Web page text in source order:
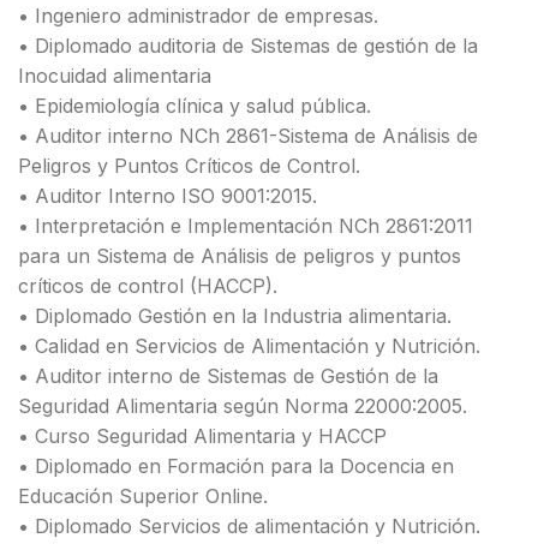
• Ingeniero administrador de empresas.
• Diplomado auditoria de Sistemas de gestión de la
Inocuidad alimentaria
• Epidemiología clínica y salud pública.
• Auditor interno NCh 2861-Sistema de Análisis de
Peligros y Puntos Críticos de Control.
• Auditor Interno ISO 9001:2015.
• Interpretación e Implementación NCh 2861:2011
para un Sistema de Análisis de peligros y puntos
críticos de control (HACCP).
• Diplomado Gestión en la Industria alimentaria.
• Calidad en Servicios de Alimentación y Nutrición.
• Auditor interno de Sistemas de Gestión de la
Seguridad Alimentaria según Norma 22000:2005.
• Curso Seguridad Alimentaria y HACCP
• Diplomado en Formación para la Docencia en
Educación Superior Online.
• Diplomado Servicios de alimentación y Nutrición.